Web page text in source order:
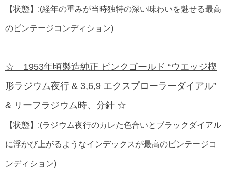
【状態】:(経年の重みが当時独特の深い味わいを魅せる最高
のビンテージコンディション)
☆ 1953年頃製造純正 ピンクゴールド “ウエッジ楔
形ラジウム夜行 & 3,6,9 エクスプローラーダイアル”
& リーフラジウム時、分針 ☆
【状態】:(ラジウム夜行のカレた色合いとブラックダイアル
に浮かび上がるようなインデックスが最高のビンテージコ
ンディション)